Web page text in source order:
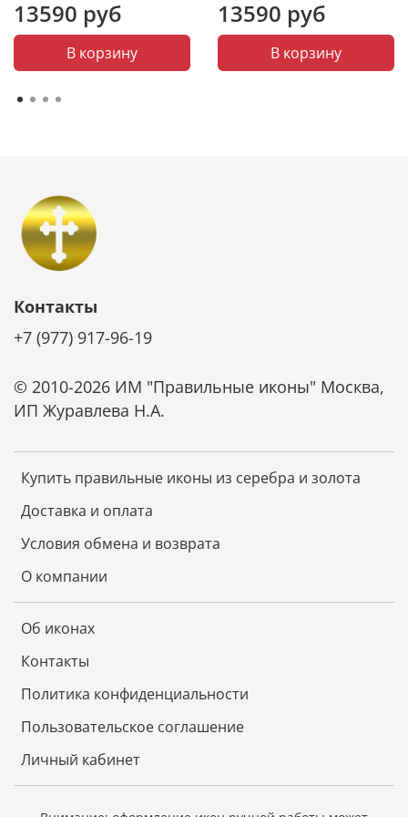
юбилей, Рождество, Пасха и т. д.
13590 руб
В корзину
13590 руб
В корзину
Купить правильные иконы из серебра и золота
Доставка и оплата
Условия обмена и возврата
О компании
Об иконах
Контакты
Политика конфиденциальности
Пользовательское соглашение
Личный кабинет
Контакты
+7 (977) 917-96-19
© 2010-2026 ИМ "Правильные иконы" Москва,
ИП Журавлева Н.А.